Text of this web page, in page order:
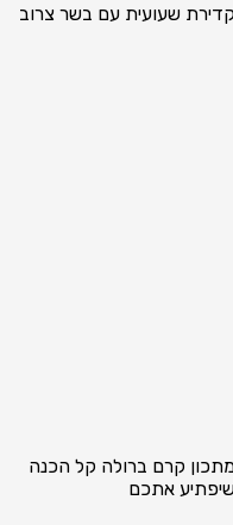
קדירת שעועית עם בשר צרוב
קרם ברולה קל הכנה
שיפתיע אתכם